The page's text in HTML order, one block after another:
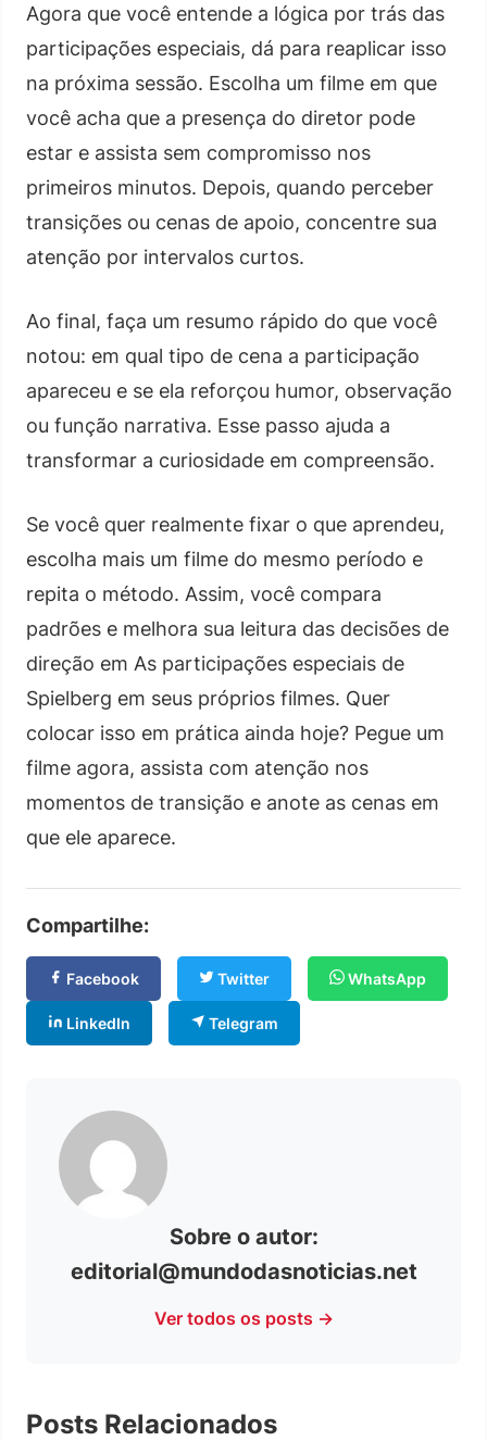
Agora que você entende a lógica por trás das
participações especiais, dá para reaplicar isso
na próxima sessão. Escolha um filme em que
você acha que a presença do diretor pode
estar e assista sem compromisso nos
primeiros minutos. Depois, quando perceber
transições ou cenas de apoio, concentre sua
atenção por intervalos curtos.
Ao final, faça um resumo rápido do que você
notou: em qual tipo de cena a participação
apareceu e se ela reforçou humor, observação
ou função narrativa. Esse passo ajuda a
transformar a curiosidade em compreensão.
Se você quer realmente fixar o que aprendeu,
escolha mais um filme do mesmo período e
repita o método. Assim, você compara
padrões e melhora sua leitura das decisões de
direção em As participações especiais de
Spielberg em seus próprios filmes. Quer
colocar isso em prática ainda hoje? Pegue um
filme agora, assista com atenção nos
momentos de transição e anote as cenas em
que ele aparece.
Compartilhe:
Facebook Twitter WhatsApp
LinkedIn Telegram
Sobre o autor:
editorial@mundodasnoticias.net
Ver todos os posts →
Posts Relacionados